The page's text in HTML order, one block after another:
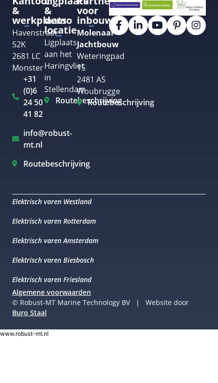
&
werkplaats
Havenstraat
52K
2681 LC
Monster
+31
(0)6
24 50
41 82
info@robust-
mt.nl
Routebeschrijving
&
demo
locatie
Ligplaats
aan het
Haringvliet
in
Stellendam
Routebeschrijving
voor
inbouw
Molenaar
Jachtbouw
Weteringpad
15
2481 AS
Woubrugge
Routebeschrijving
Elektrisch varen Westland
Elektrisch varen Rotterdam
Elektrisch varen Amsterdam
Elektrisch varen Biesbosch
Elektrisch varen Friesland
© Robust-MT Marine Technology BV | Website door
Buro Staal
Algemene voorwaarden
www.robust-mt.nl